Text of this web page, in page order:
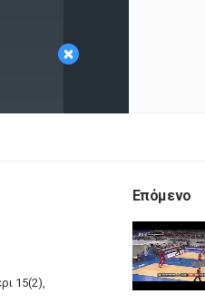
×
15(2),
Επόμενο